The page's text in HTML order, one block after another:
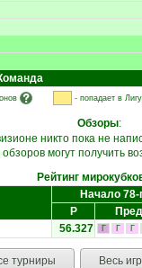
- попадает в
Обзоры:
никто пока не
могут получить
Рейтинг
Начало 78-
Р
56.327 Г Г Г
турниры Весь